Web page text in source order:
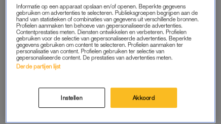
Een piercing die migraine
verhelpt: 'Broodjeaapverhaal',
zegt neuroloog
ZUURSTOFFLES
Want over clusterhoofdpijn is relatief weinig bekend. “Het komt
Informatie op een apparaat opslaan en/of openen. Beperkte gegevens
gebruiken om advertenties te selecteren. Publieksgroepen begrijpen aan de
hand van statistieken of combinaties van gegevens uit verschillende bronnen.
Profielen aanmaken ten behoeve van gepersonaliseerde advertenties.
Contentprestaties meten. Diensten ontwikkelen en verbeteren. Profielen
gebruiken voor de selectie van gepersonaliseerde advertenties. Beperkte
gegevens gebruiken om content te selecteren. Profielen aanmaken ter
personalisatie van content. Profielen gebruiken ter selectie van
gepersonaliseerde content. De prestaties van advertenties meten.
Derde partijen lijst
Instellen Akkoord